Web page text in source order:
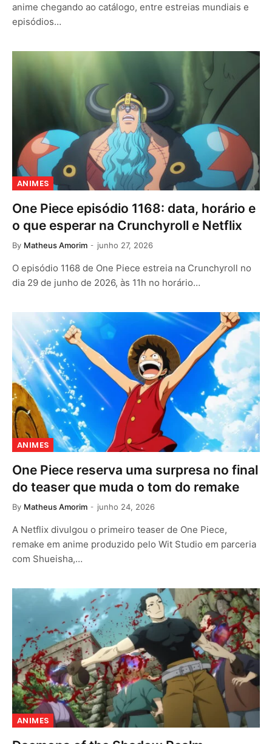
anime chegando ao catálogo, entre estreias mundiais e
episódios…
ANIMES
One Piece episódio 1168: data, horário e
o que esperar na Crunchyroll e Netflix
By Matheus Amorim junho 27, 2026
O episódio 1168 de One Piece estreia na Crunchyroll no
dia 29 de junho de 2026, às 11h no horário…
ANIMES
One Piece reserva uma surpresa no final
do teaser que muda o tom do remake
By Matheus Amorim junho 24, 2026
A Netflix divulgou o primeiro teaser de One Piece,
remake em anime produzido pelo Wit Studio em parceria
com Shueisha,…
ANIMES